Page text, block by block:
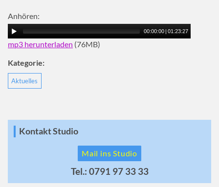
Anhören:
00:00:00 | 01:23:27
mp3 herunterladen (76MB)
Kategorie:
Aktuelles
Kontakt Studio
Mail ins Studio
Tel.: 0791 97 33 33